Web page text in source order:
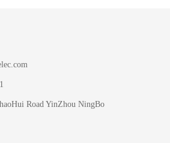
Road YinZhou NingBo